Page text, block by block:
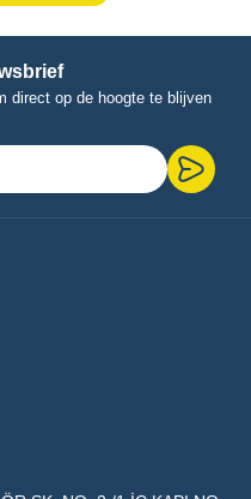
direct op de hoogte te blijven